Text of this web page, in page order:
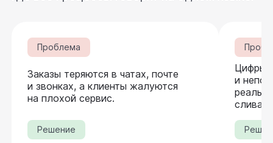
Проблема
Заказы теряются в чатах, почте
и звонках, а клиенты жалуются
на плохой сервис.
Решение
Цифры
и